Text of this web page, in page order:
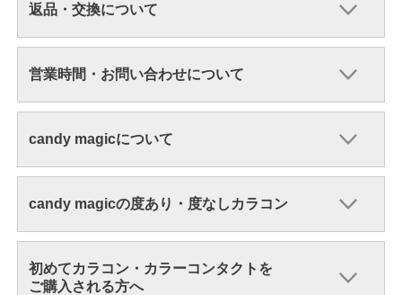
返品・交換について
営業時間・お問い合わせについて
candy magicについて
candy magicの度あり・度なしカラコン
初めてカラコン・カラーコンタクトを
ご購入される方へ